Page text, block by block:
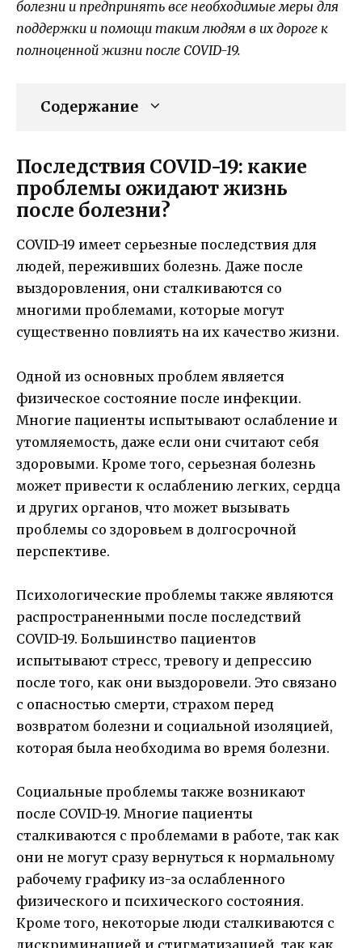
болезни и предпринять все необходимые меры для
поддержки и помощи таким людям в их дороге к
полноценной жизни после COVID-19.
Содержание
Последствия COVID-19: какие
проблемы ожидают жизнь
после болезни?
COVID-19 имеет серьезные последствия для
людей, переживших болезнь. Даже после
выздоровления, они сталкиваются со
многими проблемами, которые могут
существенно повлиять на их качество жизни.
Одной из основных проблем является
физическое состояние после инфекции.
Многие пациенты испытывают ослабление и
утомляемость, даже если они считают себя
здоровыми. Кроме того, серьезная болезнь
может привести к ослаблению легких, сердца
и других органов, что может вызывать
проблемы со здоровьем в долгосрочной
перспективе.
Психологические проблемы также являются
распространенными после последствий
COVID-19. Большинство пациентов
испытывают стресс, тревогу и депрессию
после того, как они выздоровели. Это связано
с опасностью смерти, страхом перед
возвратом болезни и социальной изоляцией,
которая была необходима во время болезни.
Социальные проблемы также возникают
после COVID-19. Многие пациенты
сталкиваются с проблемами в работе, так как
они не могут сразу вернуться к нормальному
рабочему графику из-за ослабленного
физического и психического состояния.
Кроме того, некоторые люди сталкиваются с
дискриминацией и стигматизацией, так как